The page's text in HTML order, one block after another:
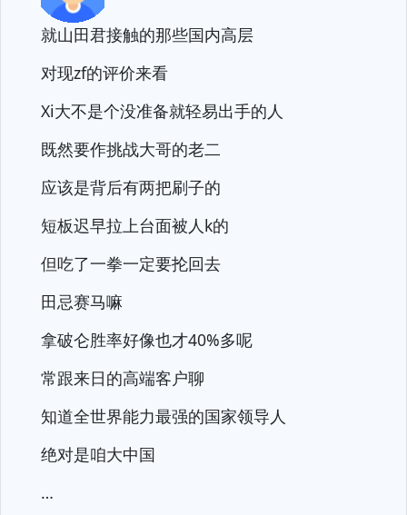
就山田君接触的那些国内高层
对现zf的评价来看
Xi大不是个没准备就轻易出手的人
既然要作挑战大哥的老二
应该是背后有两把刷子的
短板迟早拉上台面被人k的
但吃了一拳一定要抡回去
田忌赛马嘛
拿破仑胜率好像也才40%多呢
常跟来日的高端客户聊
知道全世界能力最强的国家领导人
绝对是咱大中国
…